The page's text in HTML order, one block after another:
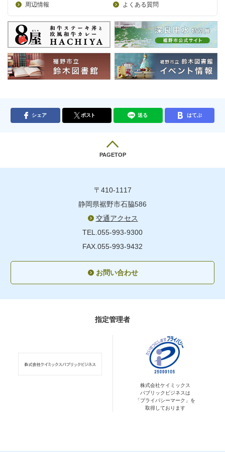
周辺情報
よくある質問
シェア ポスト 送る はてぶ
PAGETOP
〒410-1117
静岡県裾野市石脇586
交通アクセス
TEL.055-993-9300
FAX.055-993-9432
お問い合わせ
指定管理者
株式会社ケイミックス
パブリックビジネスは
「プライバシーマーク」を
取得しております